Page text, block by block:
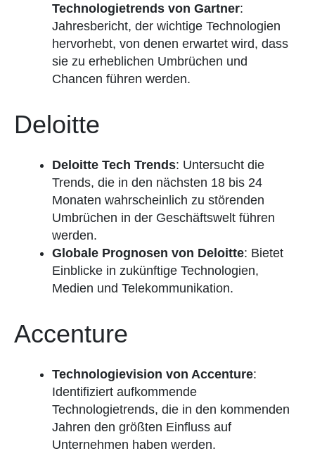
Technologietrends von Gartner:
Jahresbericht, der wichtige Technologien
hervorhebt, von denen erwartet wird, dass
sie zu erheblichen Umbrüchen und
Chancen führen werden.
Deloitte
Deloitte Tech Trends: Untersucht die
Trends, die in den nächsten 18 bis 24
Monaten wahrscheinlich zu störenden
Umbrüchen in der Geschäftswelt führen
werden.
Globale Prognosen von Deloitte: Bietet
Einblicke in zukünftige Technologien,
Medien und Telekommunikation.
Accenture
Technologievision von Accenture:
Identifiziert aufkommende
Technologietrends, die in den kommenden
Jahren den größten Einfluss auf
Unternehmen haben werden.